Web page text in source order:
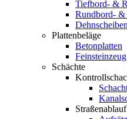
Tiefbord- &
Rundbord- &
Dehnscheiben
Plattenbeläge
Betonplatten
Feinsteinzeug
Schächte
Straßenablauf